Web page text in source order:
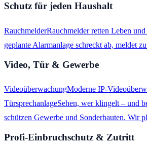
Schutz für jeden Haushalt
RauchmelderRauchmelder retten Leben
geplante Alarmanlage schreckt ab, meldet
Video, Tür & Gewerbe
VideoüberwachungModerne IP-
TürsprechanlageSehen, wer klingelt – und
schützen Gewerbe und Sonderbauten. Wir
Profi-Einbruchschutz & Zutritt